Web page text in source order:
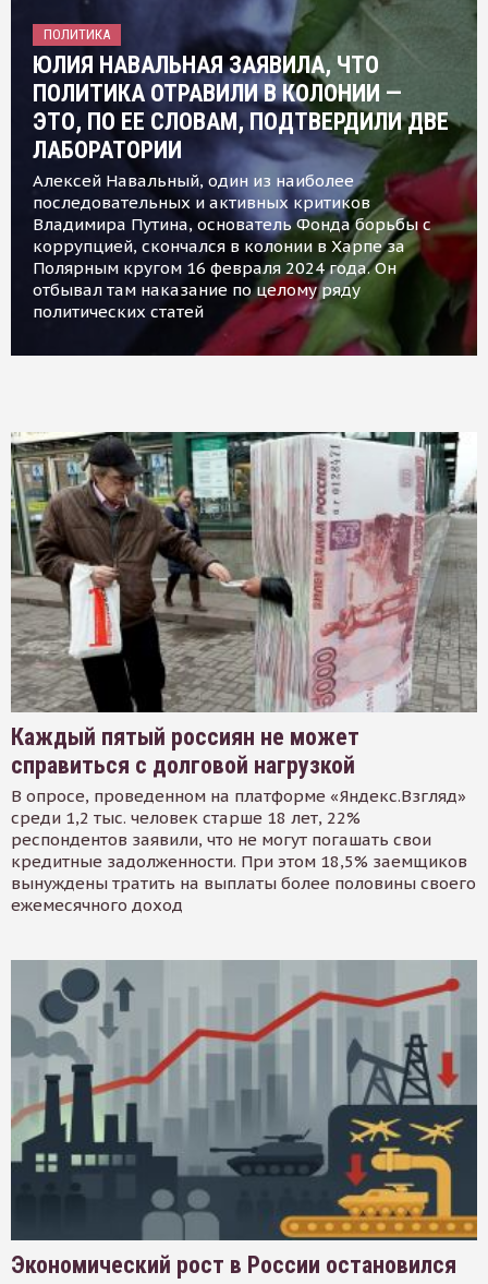
ПОЛИТИКА
ЮЛИЯ НАВАЛЬНАЯ ЗАЯВИЛА, ЧТО
ПОЛИТИКА ОТРАВИЛИ В КОЛОНИИ —
ЭТО, ПО ЕЕ СЛОВАМ, ПОДТВЕРДИЛИ ДВЕ
ЛАБОРАТОРИИ
Алексей Навальный, один из наиболее
последовательных и активных критиков
Владимира Путина, основатель Фонда борьбы с
коррупцией, скончался в колонии в Харпе за
Полярным кругом 16 февраля 2024 года. Он
отбывал там наказание по целому ряду
политических статей
Каждый пятый россиян не может
справиться с долговой нагрузкой
В опросе, проведенном на платформе «Яндекс.Взгляд»
среди 1,2 тыс. человек старше 18 лет, 22%
респондентов заявили, что не могут погашать свои
кредитные задолженности. При этом 18,5% заемщиков
вынуждены тратить на выплаты более половины своего
ежемесячного доход
Экономический рост в России остановился